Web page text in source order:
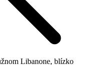
Libanone, blízko